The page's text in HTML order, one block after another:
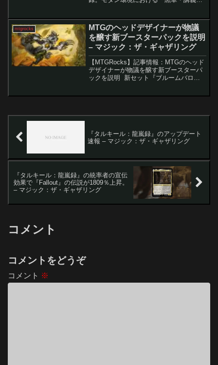
ォーマットで重要な役割を果たしてきま
したが、Mag...
mtgrocks
MTGのヘッドデザイナーが物議
を醸す新ブースターパックを説明
– マジック：ザ・ギャザリング
【MTGRocks】記事情報：MTGのヘッド
デザイナーが物議を醸す新ブースターパ
ックを説明 新セット『ブルームバロ
『タルキール：龍嵐録』のアップデート
速報 – マジック：ザ・ギャザリング
『タルキール：龍嵐録』の統率者の宣伝
効果で『Fallout』の伝説が1809％上昇。
– マジック：ザ・ギャザリング
コメント
コメントをどうぞ
コメント ※